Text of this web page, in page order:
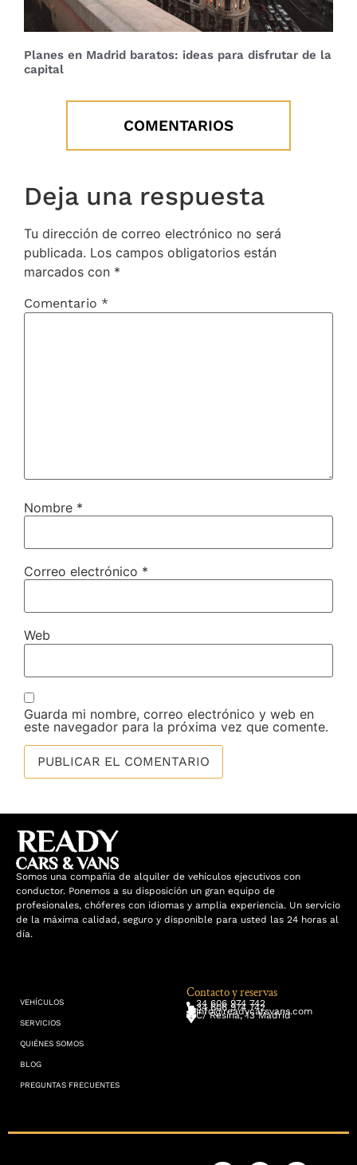
Planes en Madrid baratos: ideas para disfrutar de la
capital
COMENTARIOS
Deja una respuesta
Tu dirección de correo electrónico no será
publicada. Los campos obligatorios están
marcados con *
Comentario *
Nombre *
Correo electrónico *
Web
Guarda mi nombre, correo electrónico y web en
este navegador para la próxima vez que comente.
Somos una compañía de alquiler de vehículos ejecutivos con
conductor. Ponemos a su disposición un gran equipo de
profesionales, chóferes con idiomas y amplia experiencia. Un servicio
de la máxima calidad, seguro y disponible para usted las 24 horas al
día.
VEHÍCULOS
SERVICIOS
QUIÉNES SOMOS
BLOG
PREGUNTAS FRECUENTES
Contacto y reservas
34 606 974 742
34 606 974 742
info@readycarsvans.com
C/ Resina, 13 Madrid